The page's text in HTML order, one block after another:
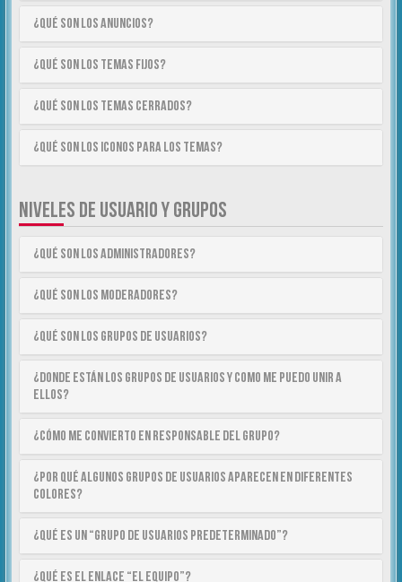
¿Qué son los anuncios?
¿Qué son los temas fijos?
¿Qué son los temas cerrados?
¿Qué son los iconos para los temas?
NIVELES DE USUARIO Y GRUPOS
¿Qué son los Administradores?
¿Qué son los Moderadores?
¿Qué son los Grupos de Usuarios?
¿Donde están los Grupos de Usuarios y como me puedo unir a
ellos?
¿Cómo me convierto en Responsable del Grupo?
¿Por qué algunos Grupos de Usuarios aparecen en diferentes
colores?
¿Qué es un “Grupo de Usuarios predeterminado”?
¿Qué es el enlace “El equipo”?